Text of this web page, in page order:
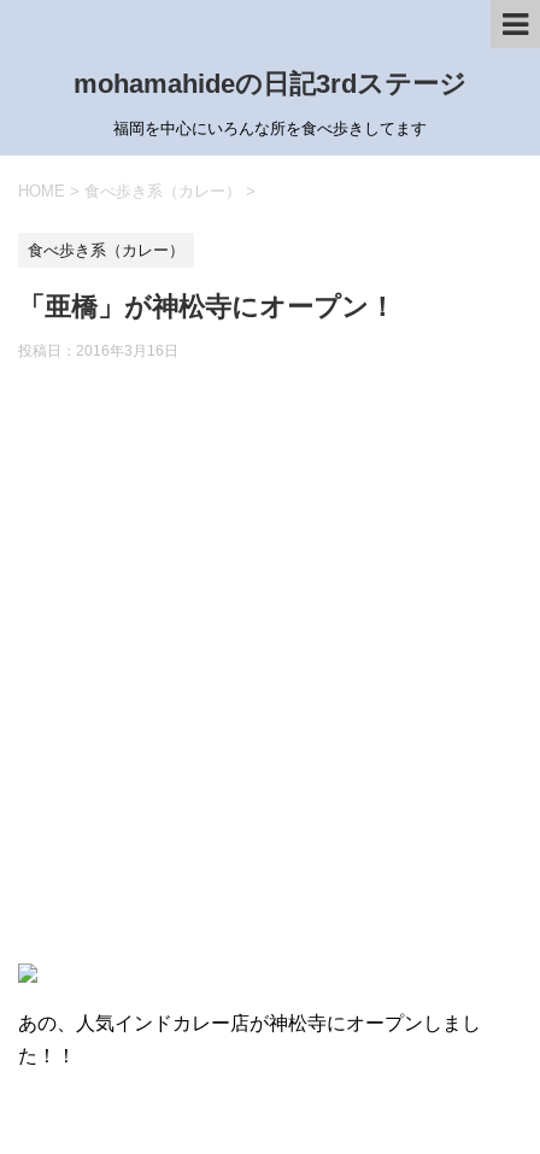
mohamahideの日記3rdステージ
福岡を中心にいろんな所を食べ歩きしてます
HOME > 食べ歩き系（カレー） >
食べ歩き系（カレー）
「亜橋」が神松寺にオープン！
投稿日： 2016年3月16日
あの、人気インドカレー店が神松寺にオープンしまし
た！！